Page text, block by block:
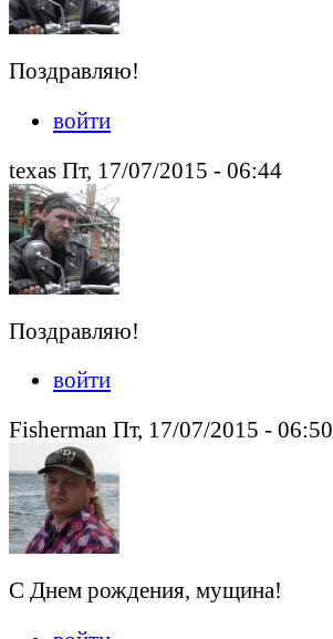
Поздравляю!
войти
texas Пт, 17/07/2015 - 06:44
Поздравляю!
войти
Fisherman Пт, 17/07/2015 - 06:50
С Днем рождения, мущина!